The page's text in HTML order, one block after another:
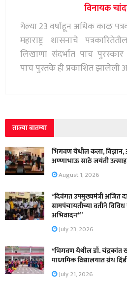
विनायक
गेल्या 23 वर्षाहून अधिक काळ
महाराष्ट्र शासनाचे
लिखाणा संदर्भात पाच
पाच पुस्तके ही प्रकाशित झालेली
ताज्या बातम्या
भिगवण येथील कला, विज्ञान,
अण्णाभाऊ साठे जयंती
August 1, 2026
*दिवंगत उपमुख्यमंत्री अजित
ग्रामपंचायतीच्या वतीने
अभिवादन*”
July 23, 2026
*भिगवण येथील डॉ. चंद्रकांत
माध्यमिक विद्यालयात ग्रंथ
July 21, 2026